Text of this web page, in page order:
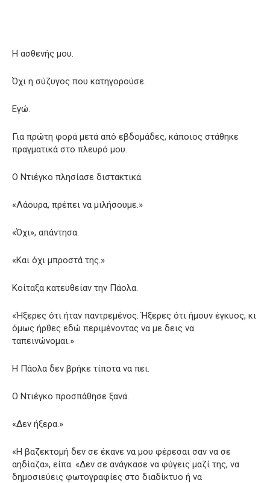
Η ασθενής μου.
Όχι η σύζυγος που κατηγορούσε.
Εγώ.
Για πρώτη φορά μετά από εβδομάδες, κάποιος στάθηκε
πραγματικά στο πλευρό μου.
Ο Ντιέγκο πλησίασε διστακτικά.
«Λάουρα, πρέπει να μιλήσουμε.»
«Όχι», απάντησα.
«Και όχι μπροστά της.»
Κοίταξα κατευθείαν την Πάολα.
«Ήξερες ότι ήταν παντρεμένος. Ήξερες ότι ήμουν έγκυος, κι
όμως ήρθες εδώ περιμένοντας να με δεις να
ταπεινώνομαι.»
Η Πάολα δεν βρήκε τίποτα να πει.
Ο Ντιέγκο προσπάθησε ξανά.
«Δεν ήξερα.»
«Η βαζεκτομή δεν σε έκανε να μου φέρεσαι σαν να σε
αηδίαζα», είπα. «Δεν σε ανάγκασε να φύγεις μαζί της, να
δημοσιεύεις φωτογραφίες στο διαδίκτυο ή να